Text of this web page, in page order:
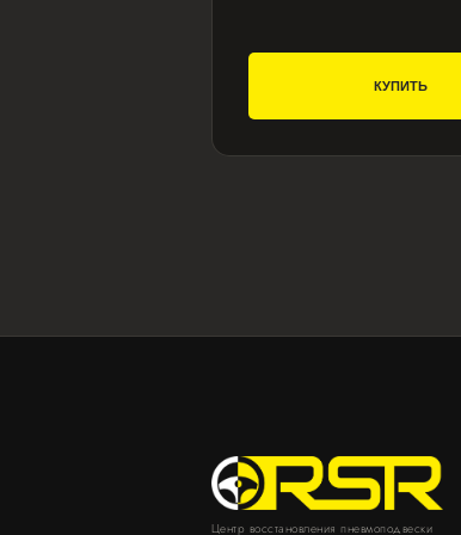
КУПИТЬ
Центр восстановления пневмоподвески